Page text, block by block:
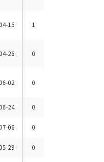
15 1
26 0
02 0
24 0
06 0
29 0